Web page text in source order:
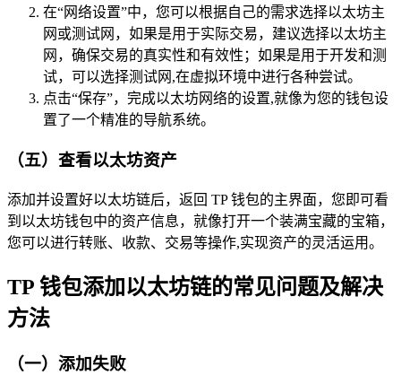
在“网络设置”中，您可以根据自己的需求选择以太坊主
网或测试网，如果是用于实际交易，建议选择以太坊主
网，确保交易的真实性和有效性；如果是用于开发和测
试，可以选择测试网,在虚拟环境中进行各种尝试。
点击“保存”，完成以太坊网络的设置,就像为您的钱包设
置了一个精准的导航系统。
（五）查看以太坊资产
添加并设置好以太坊链后，返回 TP 钱包的主界面，您即可看
到以太坊钱包中的资产信息，就像打开一个装满宝藏的宝箱，
您可以进行转账、收款、交易等操作,实现资产的灵活运用。
TP 钱包添加以太坊链的常见问题及解决
方法
（一）添加失败